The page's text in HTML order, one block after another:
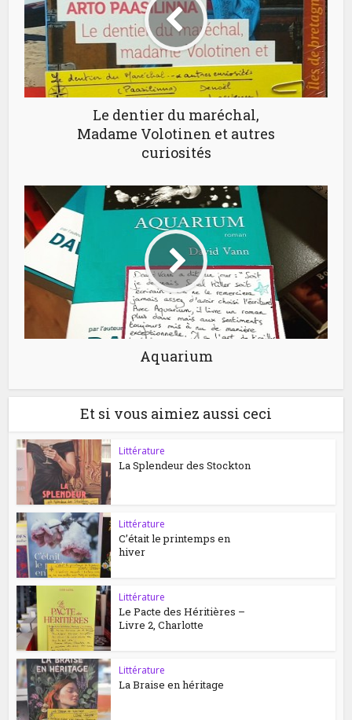
Le dentier du maréchal,
Madame Volotinen et autres
curiosités
Aquarium
Et si vous aimiez aussi ceci
Littérature
La Splendeur des Stockton
Littérature
C’était le printemps en
hiver
Littérature
Le Pacte des Héritières –
Livre 2, Charlotte
Littérature
La Braise en héritage